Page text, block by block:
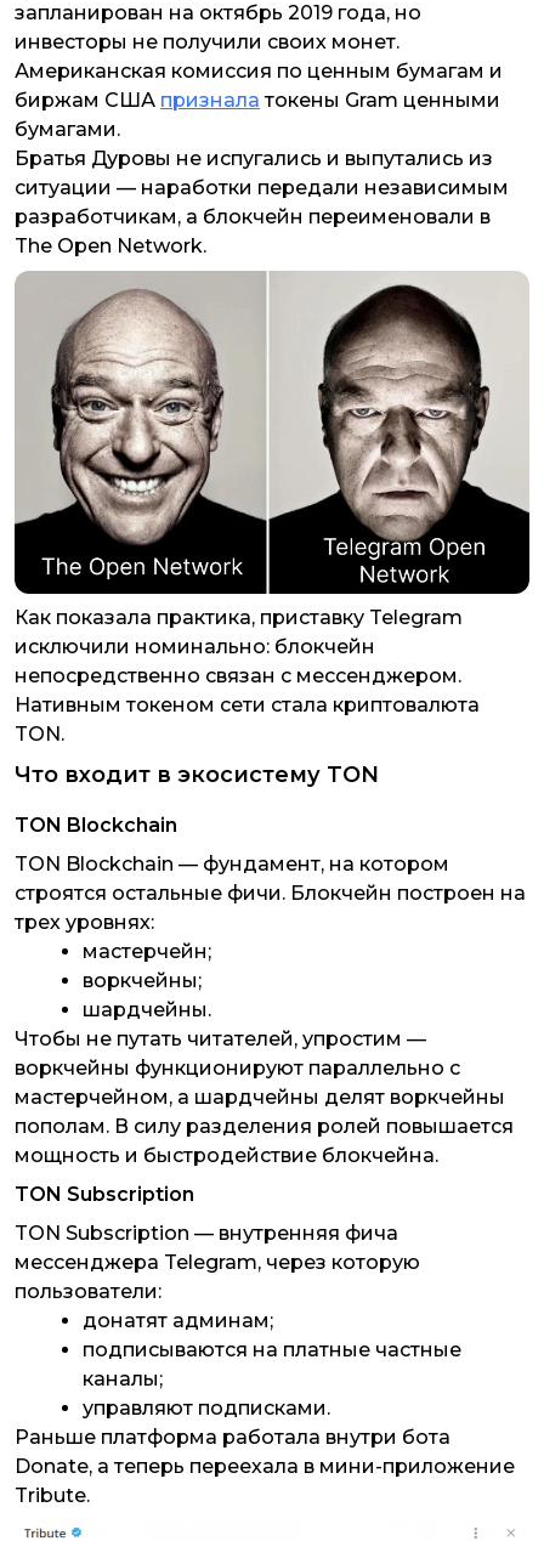
запланирован на октябрь 2019 года, но
инвесторы не получили своих монет.
Американская комиссия по ценным бумагам и
биржам США признала токены Gram ценными
бумагами.
Братья Дуровы не испугались и выпутались из
ситуации — наработки передали независимым
разработчикам, а блокчейн переименовали в
The Open Network.
Как показала практика, приставку Telegram
исключили номинально: блокчейн
непосредственно связан с мессенджером.
Нативным токеном сети стала криптовалюта
TON.
Что входит в экосистему TON
TON Blockchain
TON Blockchain — фундамент, на котором
строятся остальные фичи. Блокчейн построен на
трех уровнях:
мастерчейн;
воркчейны;
шардчейны.
Чтобы не путать читателей, упростим —
воркчейны функционируют параллельно с
мастерчейном, а шардчейны делят воркчейны
пополам. В силу разделения ролей повышается
мощность и быстродействие блокчейна.
TON Subscription
TON Subscription — внутренняя фича
мессенджера Telegram, через которую
пользователи:
донатят админам;
подписываются на платные частные
каналы;
управляют подписками.
Раньше платформа работала внутри бота
Donate, а теперь переехала в мини-приложение
Tribute.